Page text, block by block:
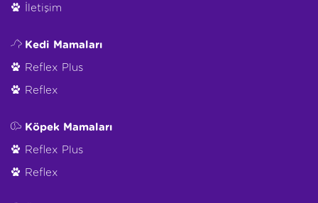
İletişim
Kedi Mamaları
Reflex Plus
Reflex
Köpek Mamaları
Reflex Plus
Reflex